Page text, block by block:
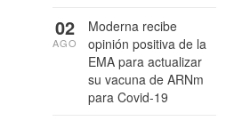
Moderna recibe
opinión positiva de la
EMA para actualizar
su vacuna de ARNm
para Covid-19
02
AGO